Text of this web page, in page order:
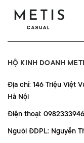
HỘ KINH DOANH
Địa chỉ: 146 Triệu Việt
Hà Nội
Điện thoại: 0982333946
Người ĐDPL: Nguyễn